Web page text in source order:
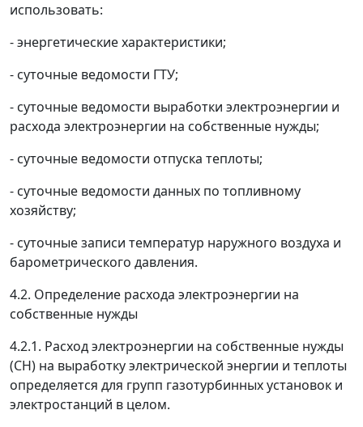
использовать:
- энергетические характеристики;
- суточные ведомости ГТУ;
- суточные ведомости выработки электроэнергии и
расхода электроэнергии на собственные нужды;
- суточные ведомости отпуска теплоты;
- суточные ведомости данных по топливному
хозяйству;
- суточные записи температур наружного воздуха и
барометрического давления.
4.2. Определение расхода электроэнергии на
собственные нужды
4.2.1. Расход электроэнергии на собственные нужды
(СН) на выработку электрической энергии и теплоты
определяется для групп газотурбинных установок и
электростанций в целом.